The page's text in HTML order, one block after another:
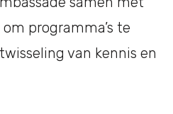
programma’s te
van kennis en